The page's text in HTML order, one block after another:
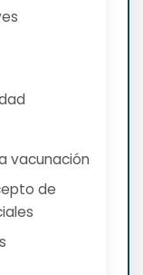
vacunación
de